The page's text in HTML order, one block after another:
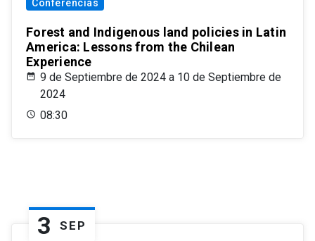
Conferencias
Forest and Indigenous land policies in Latin
America: Lessons from the Chilean
Experience
9 de Septiembre de 2024 a 10 de Septiembre de
2024
08:30
3 SEP